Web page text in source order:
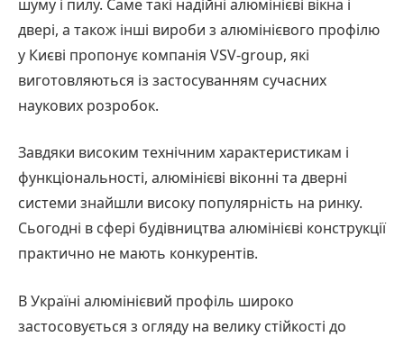
шуму і пилу. Саме такі надійні алюмінієві вікна і
двері, а також інші вироби з алюмінієвого профілю
у Києві пропонує компанія VSV-group, які
виготовляються із застосуванням сучасних
наукових розробок.
Завдяки високим технічним характеристикам і
функціональності, алюмінієві віконні та дверні
системи знайшли високу популярність на ринку.
Сьогодні в сфері будівництва алюмінієві конструкції
практично не мають конкурентів.
В Україні алюмінієвий профіль широко
застосовується з огляду на велику стійкості до